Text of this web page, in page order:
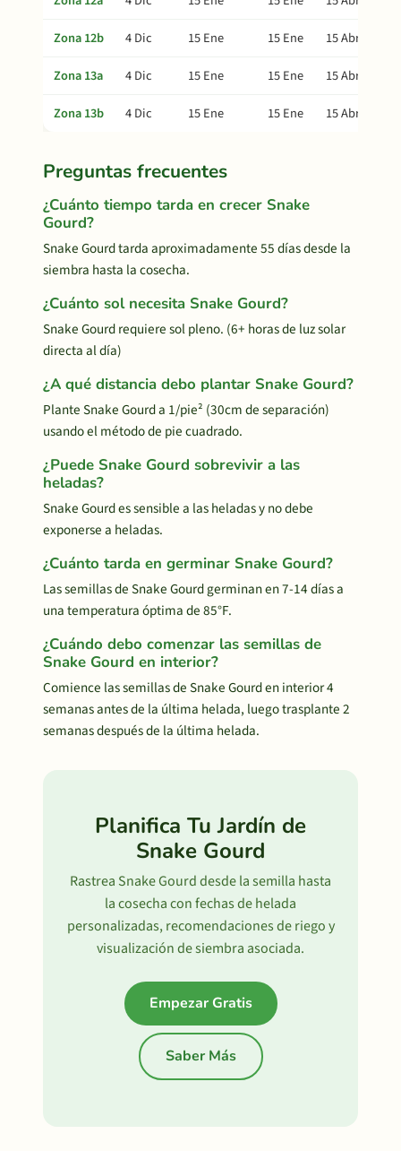
Zona 12b
4 Dic 15 Ene 15 Ene
15 Abr
Zona 13a
4 Dic 15 Ene 15 Ene
15 Abr
Zona 13b
4 Dic 15 Ene 15 Ene 15 Abr
Preguntas frecuentes
¿Cuánto tiempo tarda en crecer Snake
Gourd?
Snake Gourd tarda aproximadamente 55 días desde la
siembra hasta la cosecha.
¿Cuánto sol necesita Snake Gourd?
Snake Gourd requiere sol pleno. (6+ horas de luz solar
directa al día)
¿A qué distancia debo plantar Snake Gourd?
Plante Snake Gourd a 1/pie² (30cm de separación)
usando el método de pie cuadrado.
¿Puede Snake Gourd sobrevivir a las
heladas?
Snake Gourd es sensible a las heladas y no debe
exponerse a heladas.
¿Cuánto tarda en germinar Snake Gourd?
Las semillas de Snake Gourd germinan en 7-14 días a
una temperatura óptima de 85°F.
¿Cuándo debo comenzar las semillas de
Snake Gourd en interior?
Comience las semillas de Snake Gourd en interior 4
semanas antes de la última helada, luego trasplante 2
semanas después de la última helada.
Planifica Tu Jardín de
Snake Gourd
Rastrea Snake Gourd desde la semilla hasta
la cosecha con fechas de helada
personalizadas, recomendaciones de riego y
visualización de siembra asociada.
Empezar Gratis
Saber Más